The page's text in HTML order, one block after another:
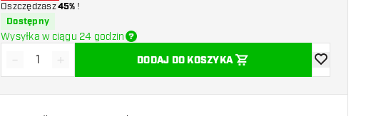
Oszczędzasz45% !
Dostępny
Wysyłka w ciągu 24 godzin
Zmniejsz ilość
- Zwiększ ilość
+ DODAJ DO KOSZYKA
dodaj do